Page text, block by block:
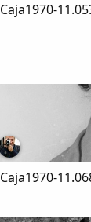
Caja1970-
Caja1970-